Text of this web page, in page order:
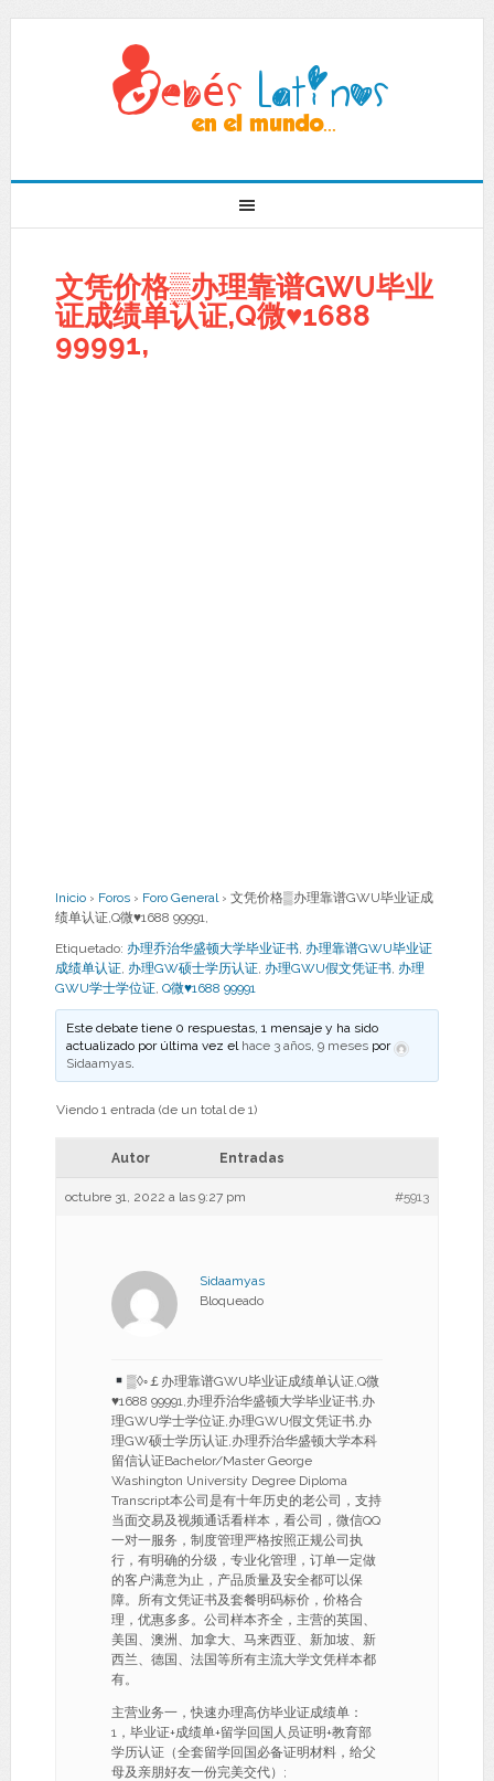
文凭价格▒办理靠谱GWU毕业
证成绩单认证,Q微♥1688
99991,
Inicio › Foros › Foro General › 文凭价格▒办理靠谱GWU毕业证成
绩单认证,Q微♥1688 99991,
Etiquetado: 办理乔治华盛顿大学毕业证书, 办理靠谱GWU毕业证
成绩单认证, 办理GW硕士学历认证, 办理GWU假文凭证书, 办理
GWU学士学位证, Q微♥1688 99991
Este debate tiene 0 respuestas, 1 mensaje y ha sido
actualizado por última vez el hace 3 años, 9 meses por
Sidaamyas.
Viendo 1 entrada (de un total de 1)
Autor Entradas
octubre 31, 2022 a las 9:27 pm #5913
Sidaamyas
Bloqueado
▒◊◦￡办理靠谱GWU毕业证成绩单认证,Q微
♥1688 99991,办理乔治华盛顿大学毕业证书,办
理GWU学士学位证,办理GWU假文凭证书,办
理GW硕士学历认证,办理乔治华盛顿大学本科
留信认证Bachelor/Master George
Washington University Degree Diploma
Transcript本公司是有十年历史的老公司，支持
当面交易及视频通话看样本，看公司，微信QQ
一对一服务，制度管理严格按照正规公司执
行，有明确的分级，专业化管理，订单一定做
的客户满意为止，产品质量及安全都可以保
障。所有文凭证书及套餐明码标价，价格合
理，优惠多多。公司样本齐全，主营的英国、
美国、澳洲、加拿大、马来西亚、新加坡、新
西兰、德国、法国等所有主流大学文凭样本都
有。
主营业务一，快速办理高仿毕业证成绩单：
1，毕业证+成绩单+留学回国人员证明+教育部
学历认证（全套留学回国必备证明材料，给父
母及亲朋好友一份完美交代）;